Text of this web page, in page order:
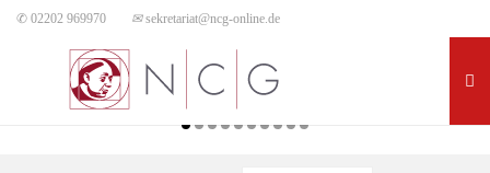
✆ 02202 969970 ✉sekretariat@ncg-online.de